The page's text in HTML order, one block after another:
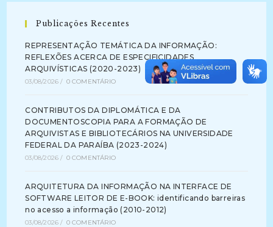
Publicações Recentes
REPRESENTAÇÃO TEMÁTICA DA INFORMAÇÃO:
REFLEXÕES ACERCA DE ESPECIFICIDADES
ARQUIVÍSTICAS (2020-2023)
03/08/2026 / 0 COMENTÁRIO
CONTRIBUTOS DA DIPLOMÁTICA E DA
DOCUMENTOSCOPIA PARA A FORMAÇÃO DE
ARQUIVISTAS E BIBLIOTECÁRIOS NA UNIVERSIDADE
FEDERAL DA PARAÍBA (2023-2024)
03/08/2026 / 0 COMENTÁRIO
ARQUITETURA DA INFORMAÇÃO NA INTERFACE DE
SOFTWARE LEITOR DE E-BOOK: identificando barreiras
no acesso a informação (2010-2012)
03/08/2026 / 0 COMENTÁRIO